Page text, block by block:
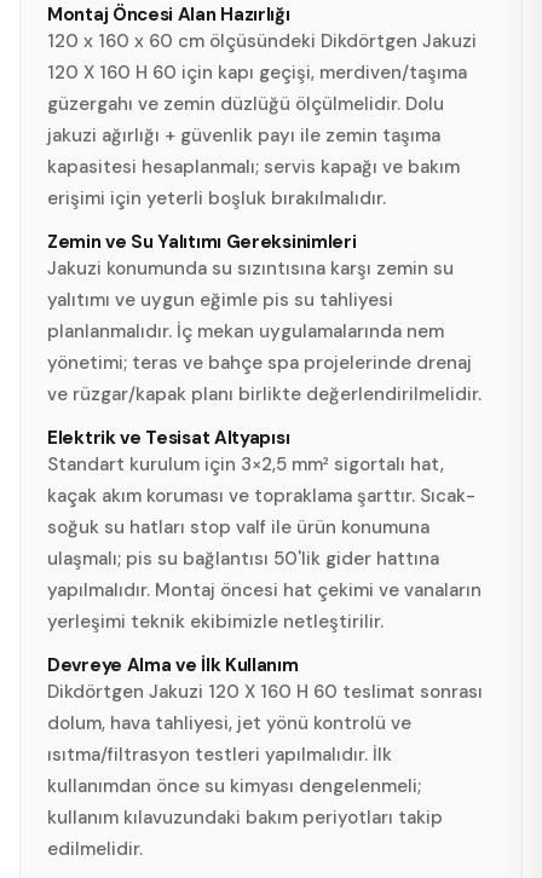
Montaj Öncesi Alan Hazırlığı
120 x 160 x 60 cm ölçüsündeki Dikdörtgen Jakuzi
120 X 160 H 60 için kapı geçişi, merdiven/taşıma
güzergahı ve zemin düzlüğü ölçülmelidir. Dolu
jakuzi ağırlığı + güvenlik payı ile zemin taşıma
kapasitesi hesaplanmalı; servis kapağı ve bakım
erişimi için yeterli boşluk bırakılmalıdır.
Zemin ve Su Yalıtımı Gereksinimleri
Jakuzi konumunda su sızıntısına karşı zemin su
yalıtımı ve uygun eğimle pis su tahliyesi
planlanmalıdır. İç mekan uygulamalarında nem
yönetimi; teras ve bahçe spa projelerinde drenaj
ve rüzgar/kapak planı birlikte değerlendirilmelidir.
Elektrik ve Tesisat Altyapısı
Standart kurulum için 3×2,5 mm² sigortalı hat,
kaçak akım koruması ve topraklama şarttır. Sıcak-
soğuk su hatları stop valf ile ürün konumuna
ulaşmalı; pis su bağlantısı 50'lik gider hattına
yapılmalıdır. Montaj öncesi hat çekimi ve vanaların
yerleşimi teknik ekibimizle netleştirilir.
Devreye Alma ve İlk Kullanım
Dikdörtgen Jakuzi 120 X 160 H 60 teslimat sonrası
dolum, hava tahliyesi, jet yönü kontrolü ve
ısıtma/filtrasyon testleri yapılmalıdır. İlk
kullanımdan önce su kimyası dengelenmeli;
kullanım kılavuzundaki bakım periyotları takip
edilmelidir.